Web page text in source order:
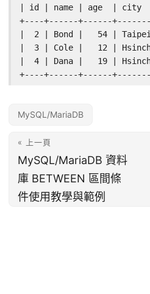
| id | name | age  | city
+----+------+------
|  2 | Bond |   54 |
|  3 | Cole |   12 |
|  4 | Dana |   19 |
+----+------+------
MySQL/MariaDB
« 上一頁
MySQL/MariaDB 資料
庫 BETWEEN 區間條
件使用教學與範例